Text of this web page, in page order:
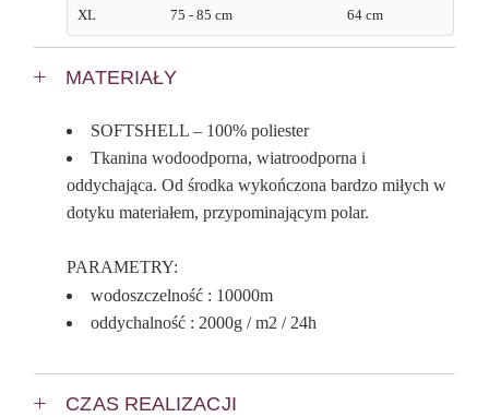
XL 75 - 85 cm 64 cm
MATERIAŁY
SOFTSHELL – 100% poliester
Tkanina wodoodporna, wiatroodporna i
oddychająca. Od środka wykończona bardzo miłych w
dotyku materiałem, przypominającym polar.
PARAMETRY:
wodoszczelność : 10000m
oddychalność : 2000g / m2 / 24h
CZAS REALIZACJI